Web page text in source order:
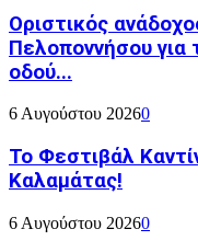
Οριστικός
Πελοποννήσου για
οδού...
6 Αυγούστου 20260
Το Φεστιβάλ
Καλαμάτας!
6 Αυγούστου 20260